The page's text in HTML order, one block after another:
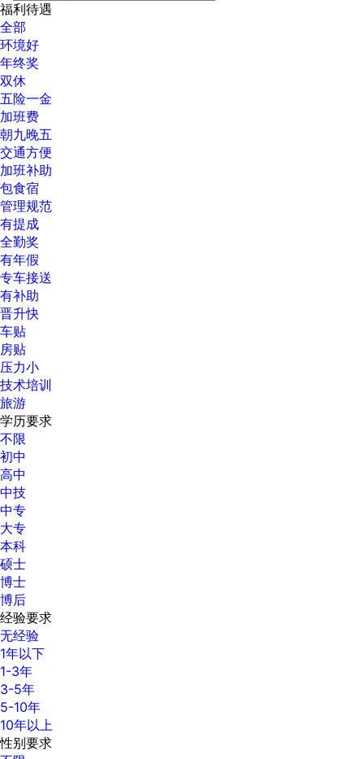
福利待遇
全部
环境好
年终奖
双休
五险一金
加班费
朝九晚五
交通方便
加班补助
包食宿
管理规范
有提成
全勤奖
有年假
专车接送
有补助
晋升快
车贴
房贴
压力小
技术培训
旅游
学历要求
不限
初中
高中
中技
中专
大专
本科
硕士
博士
博后
经验要求
无经验
1年以下
1-3年
3-5年
5-10年
10年以上
性别要求